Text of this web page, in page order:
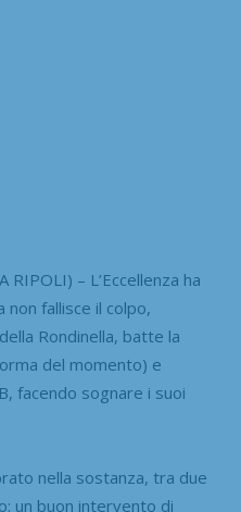
RIPOLI) – L’Eccellenza ha
non fallisce il colpo,
Rondinella, batte la
del momento) e
facendo sognare i suoi
nella sostanza, tra due
un buon intervento di